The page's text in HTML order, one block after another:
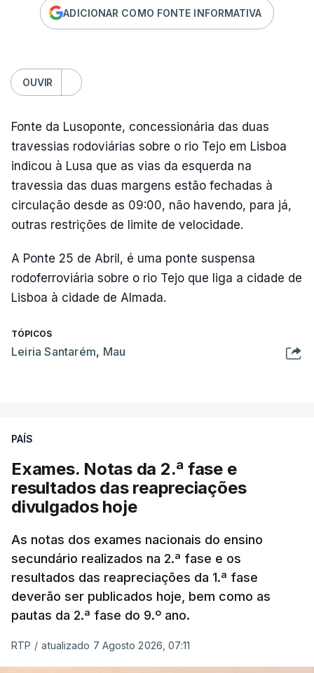
ADICIONAR COMO FONTE INFORMATIVA
OUVIR
Fonte da Lusoponte, concessionária das duas
travessias rodoviárias sobre o rio Tejo em Lisboa
indicou à Lusa que as vias da esquerda na
travessia das duas margens estão fechadas à
circulação desde as 09:00, não havendo, para já,
outras restrições de limite de velocidade.
A Ponte 25 de Abril, é uma ponte suspensa
rodoferroviária sobre o rio Tejo que liga a cidade de
Lisboa à cidade de Almada.
TÓPICOS
Leiria Santarém, Mau
PAÍS
Exames. Notas da 2.ª fase e
resultados das reapreciações
divulgados hoje
As notas dos exames nacionais do ensino
secundário realizados na 2.ª fase e os
resultados das reapreciações da 1.ª fase
deverão ser publicados hoje, bem como as
pautas da 2.ª fase do 9.º ano.
RTP / atualizado 7 Agosto 2026, 07:11